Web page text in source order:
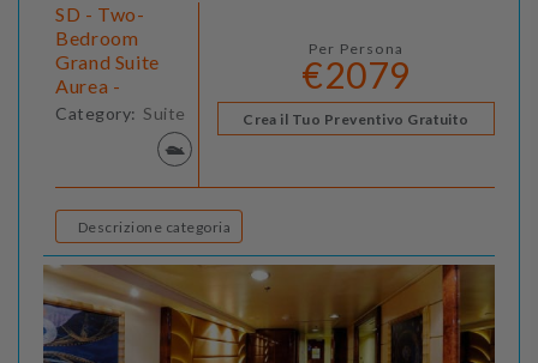
SD - Two-
Bedroom
Grand Suite
Aurea -
Category: Suite
Per Persona
€2079
Crea il Tuo Preventivo Gratuito
Descrizione categoria